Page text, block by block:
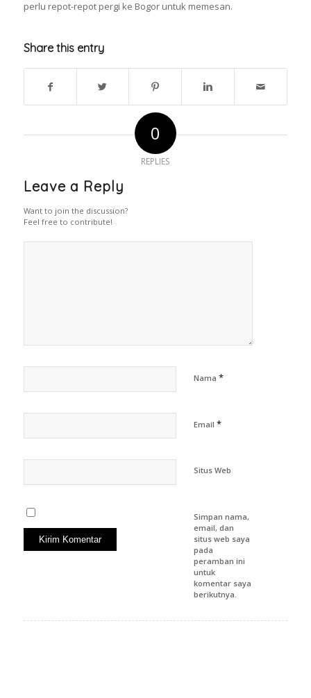
perlu repot-repot pergi ke Bogor untuk memesan.
Share this entry
0
REPLIES
Leave a Reply
Want to join the discussion?
Feel free to contribute!
Nama *
Email *
Situs Web
Simpan nama,
email, dan
situs web saya
pada
peramban ini
untuk
komentar saya
berikutnya.